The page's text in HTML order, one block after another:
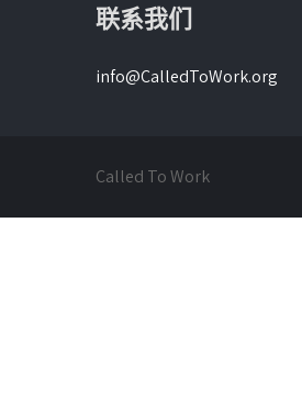
联系我们
info@CalledToWork.org
Called To Work